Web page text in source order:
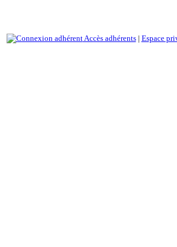
Accès adhérents| Espace